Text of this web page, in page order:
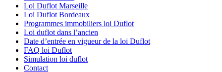
Loi Duflot Marseille
Loi Duflot Bordeaux
Programmes immobiliers loi Duflot
Loi duflot dans l’ancien
Date d’entrée en vigueur de la loi Duflot
FAQ loi Duflot
Simulation loi duflot
Contact